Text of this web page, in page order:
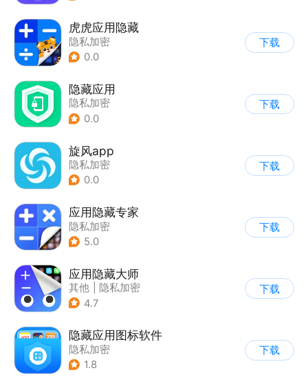
虎虎应用隐藏
隐私加密
0.0
下载
隐藏应用
隐私加密
0.0
下载
旋风app
隐私加密
0.0
下载
应用隐藏专家
隐私加密
5.0
下载
应用隐藏大师
其他
隐私加密
4.7
下载
隐藏应用图标软件
隐私加密
1.8
下载